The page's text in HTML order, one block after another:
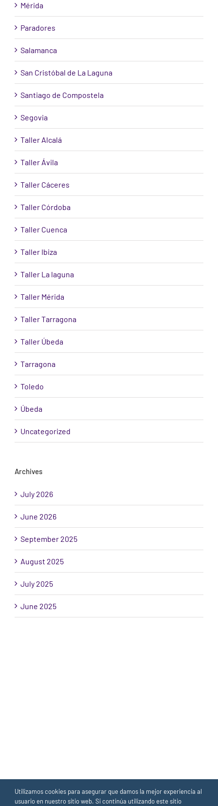
Mérida
Paradores
Salamanca
San Cristóbal de La Laguna
Santiago de Compostela
Segovia
Taller Alcalá
Taller Ávila
Taller Cáceres
Taller Córdoba
Taller Cuenca
Taller Ibiza
Taller La laguna
Taller Mérida
Taller Tarragona
Taller Úbeda
Tarragona
Toledo
Úbeda
Uncategorized
Archives
July 2026
June 2026
September 2025
August 2025
July 2025
June 2025
Utilizamos cookies para asegurar que damos la mejor experiencia al
usuario en nuestro sitio web. Si continúa utilizando este sitio